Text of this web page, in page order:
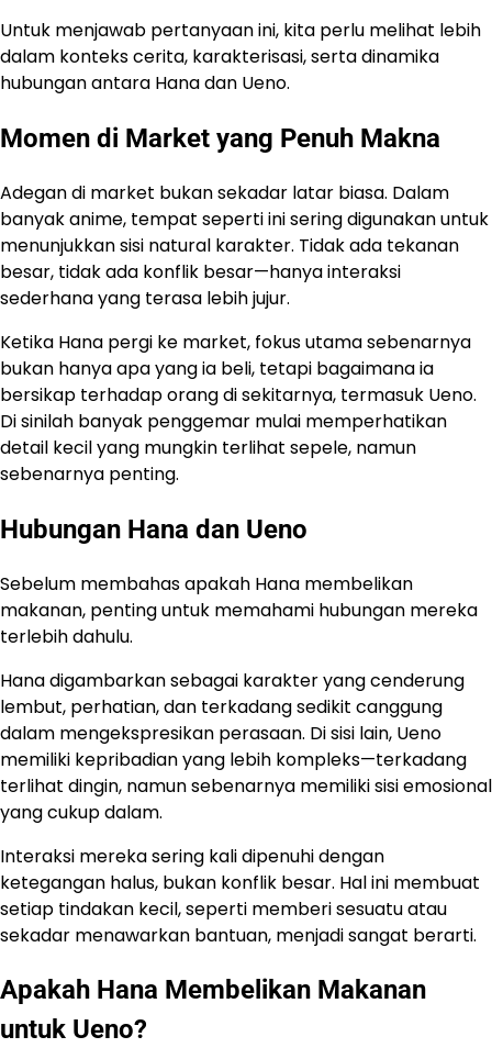
Untuk menjawab pertanyaan ini, kita perlu melihat lebih
dalam konteks cerita, karakterisasi, serta dinamika
hubungan antara Hana dan Ueno.
Momen di Market yang Penuh Makna
Adegan di market bukan sekadar latar biasa. Dalam
banyak anime, tempat seperti ini sering digunakan untuk
menunjukkan sisi natural karakter. Tidak ada tekanan
besar, tidak ada konflik besar—hanya interaksi
sederhana yang terasa lebih jujur.
Ketika Hana pergi ke market, fokus utama sebenarnya
bukan hanya apa yang ia beli, tetapi bagaimana ia
bersikap terhadap orang di sekitarnya, termasuk Ueno.
Di sinilah banyak penggemar mulai memperhatikan
detail kecil yang mungkin terlihat sepele, namun
sebenarnya penting.
Hubungan Hana dan Ueno
Sebelum membahas apakah Hana membelikan
makanan, penting untuk memahami hubungan mereka
terlebih dahulu.
Hana digambarkan sebagai karakter yang cenderung
lembut, perhatian, dan terkadang sedikit canggung
dalam mengekspresikan perasaan. Di sisi lain, Ueno
memiliki kepribadian yang lebih kompleks—terkadang
terlihat dingin, namun sebenarnya memiliki sisi emosional
yang cukup dalam.
Interaksi mereka sering kali dipenuhi dengan
ketegangan halus, bukan konflik besar. Hal ini membuat
setiap tindakan kecil, seperti memberi sesuatu atau
sekadar menawarkan bantuan, menjadi sangat berarti.
Apakah Hana Membelikan Makanan
untuk Ueno?